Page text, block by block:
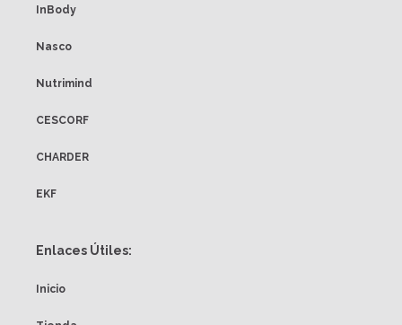
InBody
Nasco
Nutrimind
CESCORF
CHARDER
EKF
Enlaces Útiles:
Inicio